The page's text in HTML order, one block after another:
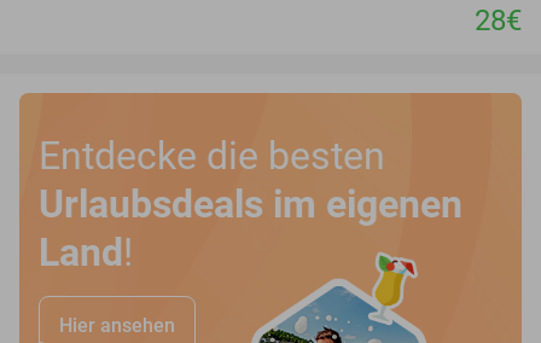
28€
Entdecke die besten
Urlaubsdeals im eigenen
Land!
Hier ansehen